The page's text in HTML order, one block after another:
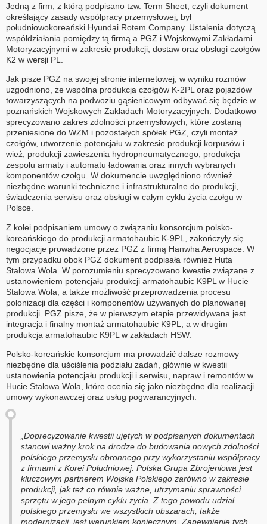
Jedną z firm, z którą podpisano tzw. Term Sheet, czyli dokument
określający zasady współpracy przemysłowej, był
południowokoreański Hyundai Rotem Company. Ustalenia dotyczą
współdziałania pomiędzy tą firmą a PGZ i Wojskowymi Zakładami
Motoryzacyjnymi w zakresie produkcji, dostaw oraz obsługi czołgów
K2 w wersji PL.
Jak pisze PGZ na swojej stronie internetowej, w wyniku rozmów
uzgodniono, że wspólna produkcja czołgów K-2PL oraz pojazdów
towarzyszących na podwoziu gąsienicowym odbywać się będzie w
poznańskich Wojskowych Zakładach Motoryzacyjnych. Dodatkowo
sprecyzowano zakres zdolności przemysłowych, które zostaną
przeniesione do WZM i pozostałych spółek PGZ, czyli montaż
czołgów, utworzenie potencjału w zakresie produkcji korpusów i
wież, produkcji zawieszenia hydropneumatycznego, produkcja
zespołu armaty i automatu ładowania oraz innych wybranych
komponentów czołgu. W dokumencie uwzględniono również
niezbędne warunki techniczne i infrastrukturalne do produkcji,
świadczenia serwisu oraz obsługi w całym cyklu życia czołgu w
Polsce.
Z kolei podpisaniem umowy o związaniu konsorcjum polsko-
koreańskiego do produkcji armatohaubic K-9PL, zakończyły się
negocjacje prowadzone przez PGZ z firmą Hanwha Aerospace. W
tym przypadku obok PGZ dokument podpisała również Huta
Stalowa Wola. W porozumieniu sprecyzowano kwestie związane z
ustanowieniem potencjału produkcji armatohaubic K9PL w Hucie
Stalowa Wola, a także możliwość przeprowadzenia procesu
polonizacji dla części i komponentów używanych do planowanej
produkcji. PGZ pisze, że w pierwszym etapie przewidywana jest
integracja i finalny montaż armatohaubic K9PL, a w drugim
produkcja armatohaubic K9PL w zakładach HSW.
Polsko-koreańskie konsorcjum ma prowadzić dalsze rozmowy
niezbędne dla uściślenia podziału zadań, głównie w kwestii
ustanowienia potencjału produkcji i serwisu, napraw i remontów w
Hucie Stalowa Wola, które ocenia się jako niezbędne dla realizacji
umowy wykonawczej oraz usług pogwarancyjnych.
„Doprecyzowanie kwestii ujętych w podpisanych dokumentach
stanowi ważny krok na drodze do budowania nowych zdolności
polskiego przemysłu obronnego przy wykorzystaniu współpracy
z firmami z Korei Południowej. Polska Grupa Zbrojeniowa jest
kluczowym partnerem Wojska Polskiego zarówno w zakresie
produkcji, jak też co równie ważne, utrzymaniu sprawności
sprzętu w jego pełnym cyklu życia. Z tego powodu udział
polskiego przemysłu we wszystkich obszarach, także
modernizacji, jest warunkiem koniecznym. Zapewnienie tych